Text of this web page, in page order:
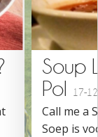
Soup
Pol
17-12
Call me a
Soep is